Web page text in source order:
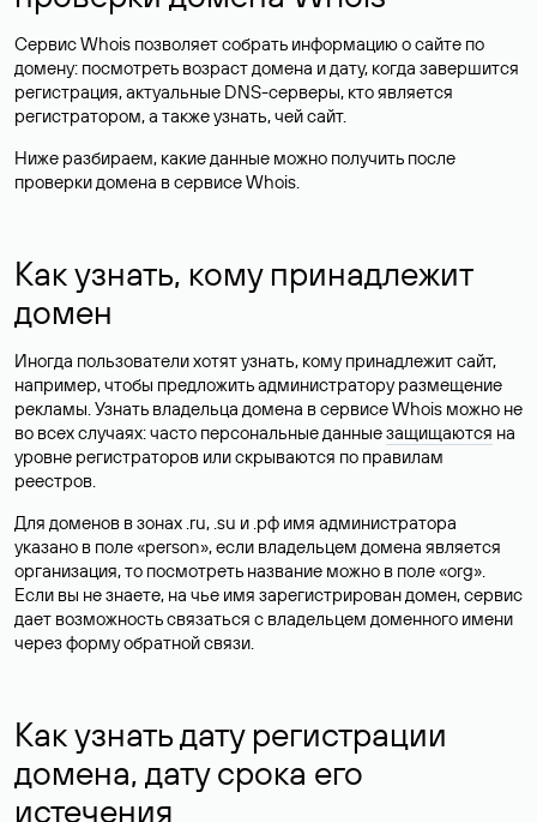
Сервис Whois позволяет собрать информацию о сайте по
домену: посмотреть возраст домена и дату, когда завершится
регистрация, актуальные DNS-серверы, кто является
регистратором, а также узнать, чей сайт.
Ниже разбираем, какие данные можно получить после
проверки домена в сервисе Whois.
Как узнать, кому принадлежит
домен
Иногда пользователи хотят узнать, кому принадлежит сайт,
например, чтобы предложить администратору размещение
рекламы. Узнать владельца домена в сервисе Whois можно не
во всех случаях: часто персональные данныезащищаются на
уровне регистраторов или скрываются по правилам
реестров.
Для доменов в зонах .ru, .su и .рф имя администратора
указано в поле «person», если владельцем домена является
организация, то посмотреть название можно в поле «org».
Если вы не знаете, на чье имя зарегистрирован домен, сервис
дает возможность связаться с владельцем доменного имени
через форму обратной связи.
Как узнать дату регистрации
домена, дату срока его
истечения